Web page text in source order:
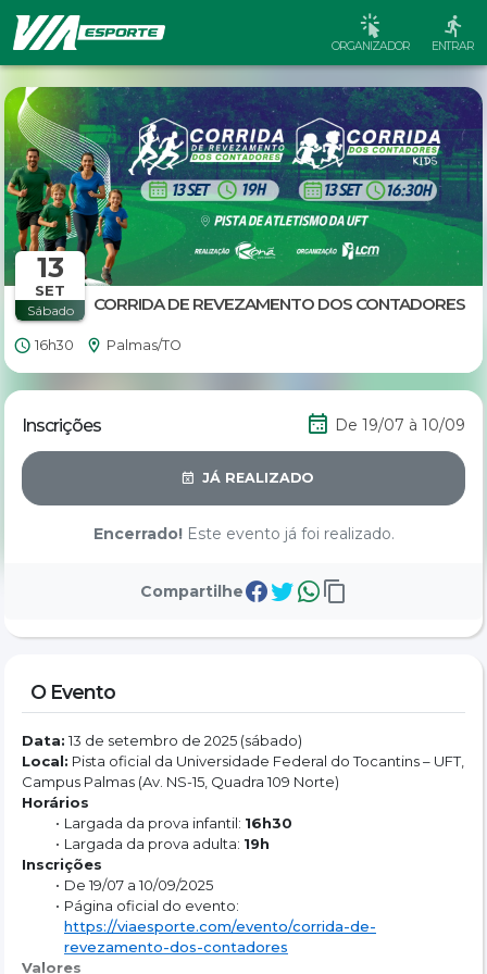
ORGANIZADOR ENTRAR
13
SET
Sábado CORRIDA DE REVEZAMENTO DOS CONTADORES
16h30 Palmas/TO
Inscrições De 19/07 à 10/09
JÁ REALIZADO
Encerrado!Este evento já foi realizado.
Compartilhe
O Evento
Data: 13 de setembro de 2025 (sábado)
Local: Pista oficial da Universidade Federal do Tocantins – UFT,
Campus Palmas (Av. NS-15, Quadra 109 Norte)
Horários
Largada da prova infantil: 16h30
Largada da prova adulta: 19h
Inscrições
De 19/07 a 10/09/2025
https://viaesporte.com/evento/corrida-de-
revezamento-dos-contadores
Valores